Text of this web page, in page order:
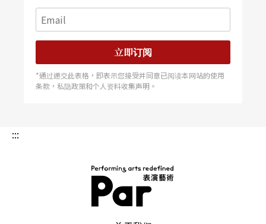
立即订阅
*通过递交此表格，即表示您接受并同意已阅读本网站的使用
条款，私隐政策和个人资料收集声明。
:::